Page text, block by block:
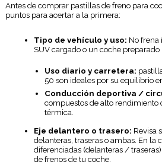
Antes de comprar pastillas de freno para
puntos para acertar a la primera:
Tipo de vehículo y uso: No frena
SUV cargado o un coche preparado
Uso diario y carretera:
50 son ideales por su equilibrio
Conducción deportiva /
compuestos de alto rendimiento
térmica.
Eje delantero o trasero: Revisa
delanteras, traseras o ambas. En la
diferenciadas (delanteras /
de frenos de tu coche.